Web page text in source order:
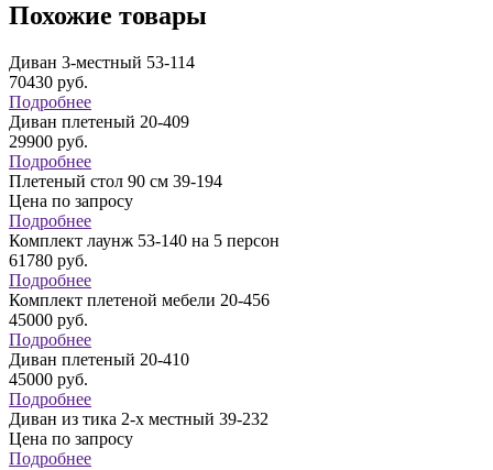
Похожие товары
Диван 3-местный 53-114
70430 руб.
Подробнее
Диван плетеный 20-409
29900 руб.
Подробнее
Плетеный стол 90 см 39-194
Цена по запросу
Подробнее
Комплект лаунж 53-140 на 5 персон
61780 руб.
Подробнее
Комплект плетеной мебели 20-456
45000 руб.
Подробнее
Диван плетеный 20-410
45000 руб.
Подробнее
Диван из тика 2-х местный 39-232
Цена по запросу
Подробнее